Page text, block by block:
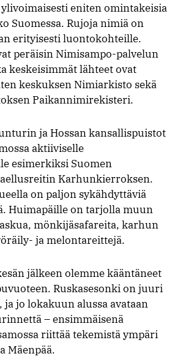
eniten omintakeisia
Suomessa. Rujoja nimiä on
erityisesti luontokohteille.
peräisin Nimisampo-palvelun
keskeisimmät lähteet ovat
keskuksen Nimiarkisto sekä
Paikannimirekisteri.
ja Hossan kansallispuistot
aktiiviselle
esimerkiksi Suomen
Karhunkierroksen.
on paljon sykähdyttäviä
Huimapäille on tarjolla muun
mönkijäsafareita, karhun
ja melontareittejä.
jälkeen olemme kääntäneet
Ruskasesonki on juuri
jo lokakuun alussa avataan
– ensimmäisenä
riittää tekemistä ympäri
Mäenpää.